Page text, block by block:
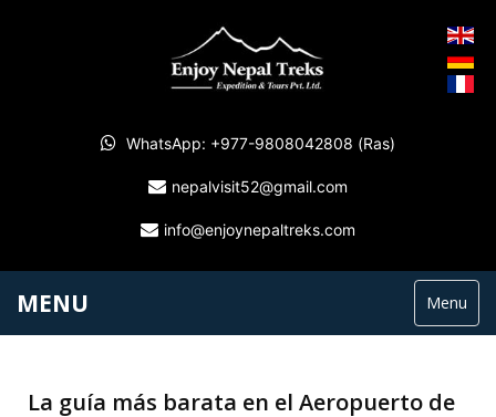
WhatsApp: +977-9808042808 (Ras)
nepalvisit52@gmail.com
info@enjoynepaltreks.com
MENU Menu
La guía más barata en el Aeropuerto de